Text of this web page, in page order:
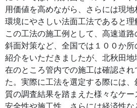
用価値を高めながら、さらには現地
環境にやさしい法面工法であると理
この工法の施工例として、高速道
斜面対策など、全国では１００か
紹介をいただきましたが、北秋田
在のところ管内での施工は確認さ
た。実際に工法を選定する際には
質の調査結果を踏まえた様々なケ
安全性や施工性、さらには経済性